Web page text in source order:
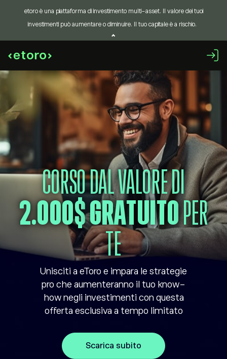
CORSO DAL VALORE DI
2.000$GRATUITOPER
TE
Unisciti a eToro e impara le strategie
pro che aumenteranno il tuo know-
how negli investimenti con questa
offerta esclusiva a tempo limitato
Scarica subito
etoro è una piattaforma di investimento multi-asset. Il valore dei tuoi
investimenti può aumentare o diminuire. Il tuo capitale è a rischio.